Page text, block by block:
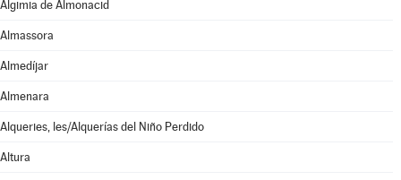
Algimia de Almonacid
Almassora
Almedíjar
Almenara
Alqueries, les/Alquerías del Niño Perdido
Altura